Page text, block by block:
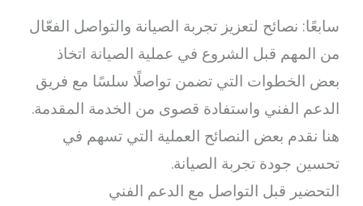
سابعًا: نصائح لتعزيز تجربة الصيانة والتواصل الفعّال
من المهم قبل الشروع في عملية الصيانة اتخاذ
بعض الخطوات التي تضمن تواصلًا سلسًا مع فريق
الدعم الفني واستفادة قصوى من الخدمة المقدمة.
هنا نقدم بعض النصائح العملية التي تسهم في
تحسين جودة تجربة الصيانة.
التحضير قبل التواصل مع الدعم الفني